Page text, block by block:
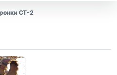
СТ-2
›